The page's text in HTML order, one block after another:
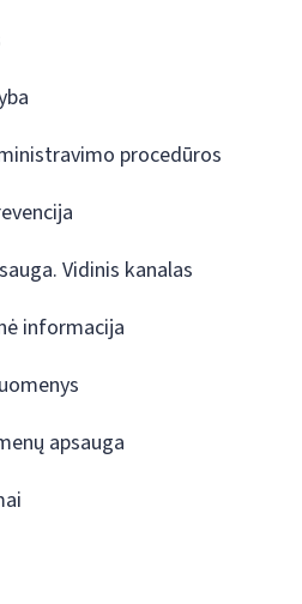
procedūros
Vidinis kanalas
informacija
apsauga